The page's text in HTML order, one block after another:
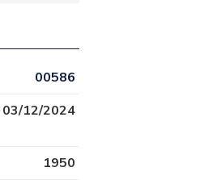
00586
03/12/2024
1950